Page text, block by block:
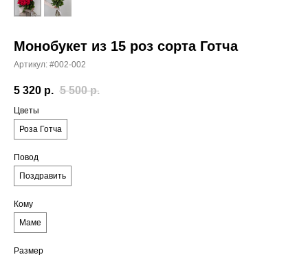
Монобукет из 15 роз сорта Готча
Артикул: #002-002
5 320 р. 5 500 р.
Цветы
Роза Готча
Повод
Поздравить
Кому
Маме
Размер